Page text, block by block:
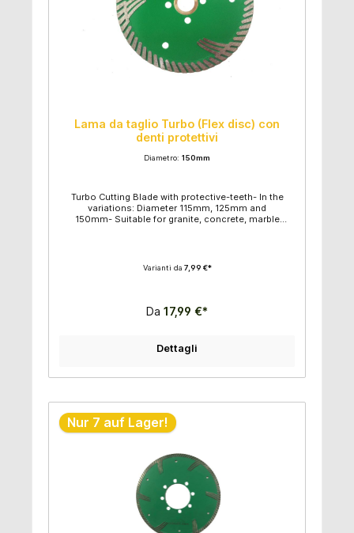
Lama da taglio Turbo (Flex disc) con
denti protettivi
Diametro: 150mm
Turbo Cutting Blade with protective-teeth- In the
variations: Diameter 115mm, 125mm and
150mm- Suitable for granite, concrete, marble
22,2mm
Varianti da 7,99 €*
Da 17,99 €*
Dettagli
Nur 7 auf Lager!